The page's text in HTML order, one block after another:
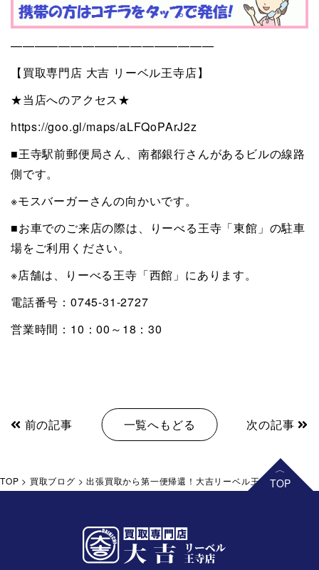
—————————————————
【買取専門店 大吉 リーベル王寺店】
★当店へのアクセス★
https://goo.gl/maps/aLFQoPArJ2z
■王寺駅前郵便局さん、南都銀行さんがあるビルの線路
側です。
※モスバーガーさんの向かいです。
■お車でのご来店の際は、りーべる王寺「東館」の駐車
場をご利用ください。
※店舗は、りーべる王寺「西館」にあります。
電話番号：0745-31-2727
営業時間：10：00～18：30
前の記事 一覧へもどる 次の記事
TOP > 買取ブログ >出張買取から第一便帰還！大吉リーベル王寺店です。